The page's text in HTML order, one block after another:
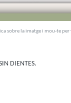
sobre la imatge i mou-te per
DIENTES.